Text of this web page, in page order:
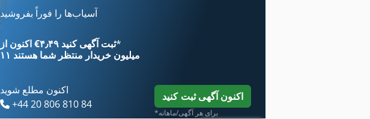
آسیاب‌ها را فوراً بفروشید
اکنون از ‎€۴٫۴۹ ثبت آگهی کنید*
۱۱ میلیون خریدار منتظر شما هستند
اکنون مطلع شوید
+44 20 806 810 84
اکنون آگهی ثبت کنید
*برای هر آگهی/ماهانه